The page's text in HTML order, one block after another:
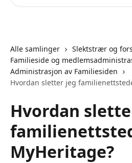
Alle samlinger
Slektstrær og
Familieside og
Administrasjon av Familiesiden
Hvordan sletter jeg
Hvordan
MyHeritage?